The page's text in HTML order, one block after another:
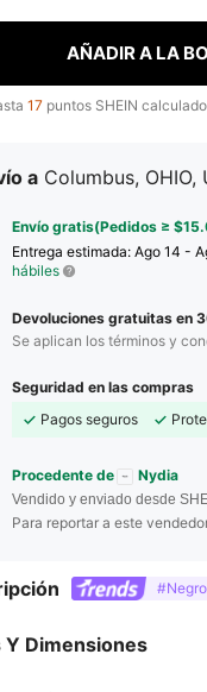
AÑADIR A LA
17 puntos SHEIN
a Columbus,
Envío gratis(Pedidos ≥
Entrega estimada: Ago 14 -
hábiles
Devoluciones gratuitas en
Se aplican los términos y
Seguridad en las compras
Pagos seguros
Procedente de Nydia
Vendido y enviado desde
Para reportar a este
Y Dimensiones
4.87